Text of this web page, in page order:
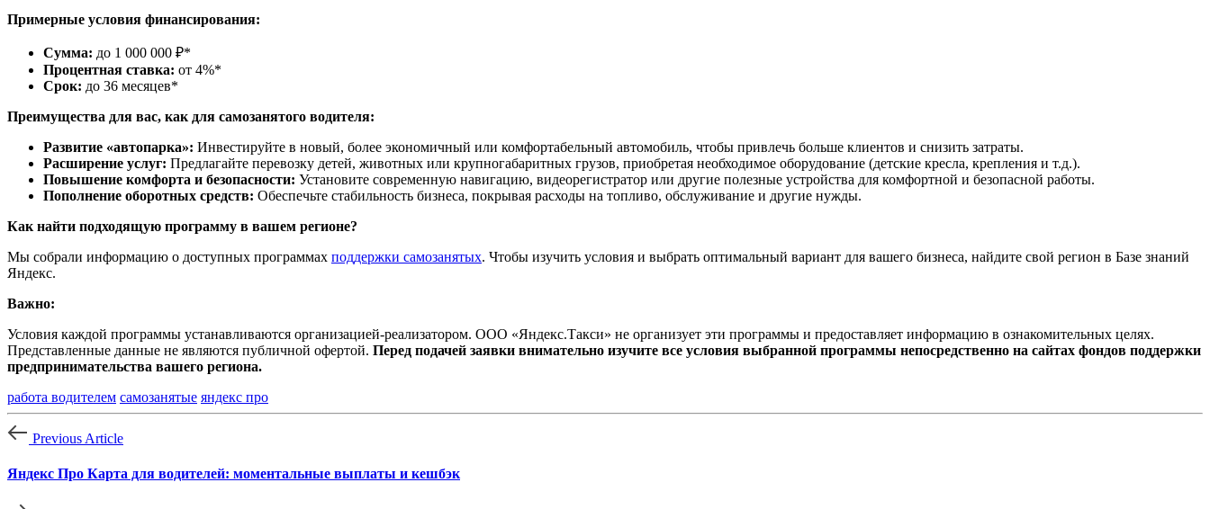
Примерные условия финансирования:
Сумма: до 1 000 000 ₽*
Процентная ставка: от 4%*
Срок: до 36 месяцев*
Преимущества для вас, как для самозанятого водителя:
Развитие «автопарка»: Инвестируйте в новый, более экономичный или комфортабельный автомобиль, чтобы привлечь больше клиентов и снизить затраты.
Расширение услуг: Предлагайте перевозку детей, животных или крупногабаритных грузов, приобретая необходимое оборудование (детские кресла, крепления и т.д.).
Повышение комфорта и безопасности: Установите современную навигацию, видеорегистратор или другие полезные устройства для комфортной и безопасной работы.
Пополнение оборотных средств: Обеспечьте стабильность бизнеса, покрывая расходы на топливо, обслуживание и другие нужды.
Как найти подходящую программу в вашем регионе?
Мы собрали информацию о доступных программах поддержки самозанятых. Чтобы изучить условия и выбрать оптимальный вариант для вашего бизнеса, найдите свой регион в Базе знаний
Яндекс.
Важно:
Условия каждой программы устанавливаются организацией-реализатором. ООО «Яндекс.Такси» не организует эти программы и предоставляет информацию в ознакомительных целях.
Представленные данные не являются публичной офертой. Перед подачей заявки внимательно изучите все условия выбранной программы непосредственно на сайтах фондов поддержки
предпринимательства вашего региона.
работа водителем самозанятые яндекс про
Previous Article
Яндекс Про Карта для водителей: моментальные выплаты и кешбэк